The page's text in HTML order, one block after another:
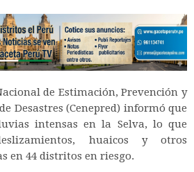
de Estimación, Prevención y
Desastres (Cenepred) informó que
intensas en la Selva, lo que
huaicos y otros
en 44 distritos en riesgo.